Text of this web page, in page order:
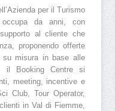
per il Turismo
da anni, con
al cliente che
proponendo offerte
su misura in base alle
il Booking Centre si
meeting, incentive e
Club, Tour Operator,
in Val di Fiemme,